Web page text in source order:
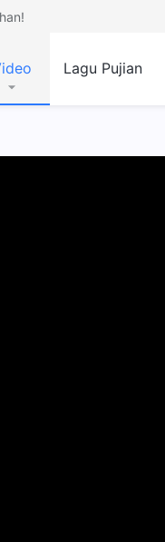
Lagu Pujian